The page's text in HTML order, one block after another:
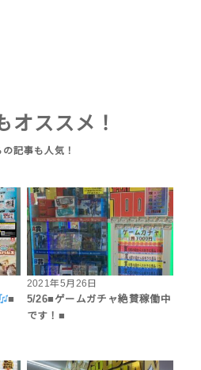
オススメ！
■
2021年5月26日
5/26■ゲームガチャ絶賛稼働中
です！■